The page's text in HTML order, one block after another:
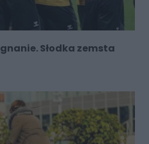
Słodka zemsta